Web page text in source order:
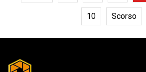
10 Scorso